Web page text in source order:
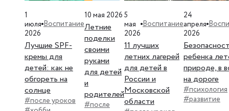
1
июля
2026
Воспитание
Лучшие SPF-
кремы для
детей: как не
обгореть на
солнце
#после уроков
10 мая 2026
Летние
поделки
своими
руками
для детей
и
родителей
#после
5
мая
2026
Воспитание
11 лучших
летних лагерей
для детей в
России и
Московской
области
24
апреля
2026
ребенка
природе, в
на дороге
#психология
#развитие